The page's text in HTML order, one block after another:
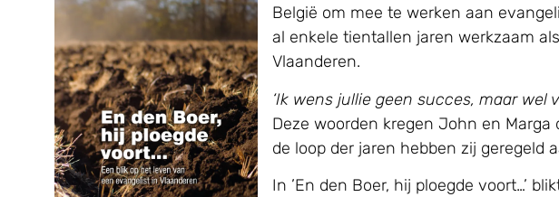
België om mee te werken aan
al enkele tientallen jaren werkzaam
Vlaanderen.
‘Ik wens jullie geen succes, maar wel
Deze woorden kregen John en
de loop der jaren hebben zij geregeld
In ’En den Boer, hij ploegde voort…’